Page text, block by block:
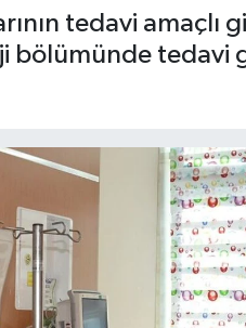
tedavi amaçlı
bölümünde tedavi